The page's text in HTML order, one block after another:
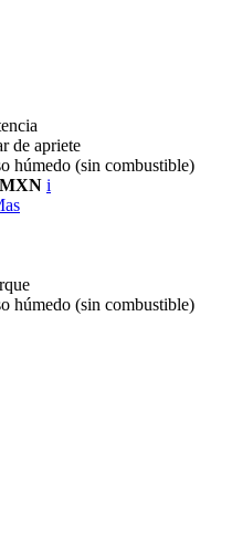
de apriete
húmedo (sin combustible)
MXN i
húmedo (sin combustible)